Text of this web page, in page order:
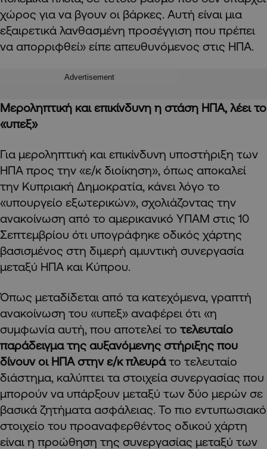
χώρος για να βγουν οι βάρκες. Αυτή είναι μια
εξαιρετικά λανθασμένη προσέγγιση που πρέπει
να απορριφθεί» είπε απευθυνόμενος στις ΗΠΑ.
Advertisement
Μεροληπτική και επικίνδυνη η στάση ΗΠΑ, λέει το
«υπεξ»
Για μεροληπτική και επικίνδυνη υποστήριξη των
ΗΠΑ προς την «ε/κ διοίκηση», όπως αποκαλεί
την Κυπριακή Δημοκρατία, κάνει λόγο το
«υπουργείο εξωτερικών», σχολιάζοντας την
ανακοίνωση από το αμερικανικό ΥΠΑΜ στις 10
Σεπτεμβρίου ότι υπογράφηκε οδικός χάρτης
βασισμένος στη διμερή αμυντική συνεργασία
μεταξύ ΗΠΑ και Κύπρου.
Όπως μεταδίδεται από τα κατεχόμενα, γραπτή
ανακοίνωση του «υπεξ» αναφέρει ότι «η
συμφωνία αυτή, που αποτελεί το τελευταίο
παράδειγμα της αυξανόμενης στήριξης που
δίνουν οι ΗΠΑ στην ε/κ πλευράτο τελευταίο
διάστημα, καλύπτει τα στοιχεία συνεργασίας που
μπορούν να υπάρξουν μεταξύ των δύο μερών σε
βασικά ζητήματα ασφάλειας. Το πιο εντυπωσιακό
στοιχείο του προαναφερθέντος οδικού χάρτη
είναι η προώθηση της συνεργασίας μεταξύ των